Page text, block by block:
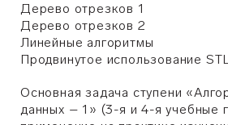
Дерево отрезков 1
Дерево отрезков 2
Линейные алгоритмы
Продвинутое использование
Основная задача ступени
данных – 1» (3-я и 4-я учебные